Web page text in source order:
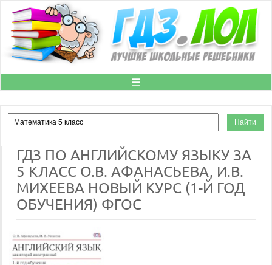
☰
ГДЗ ПО АНГЛИЙСКОМУ ЯЗЫКУ ЗА
5 КЛАСС О.В. АФАНАСЬЕВА, И.В.
МИХЕЕВА НОВЫЙ КУРС (1-Й ГОД
ОБУЧЕНИЯ) ФГОС